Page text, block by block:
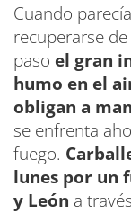
Cuando
recuperarse
paso el gran
humo en el
obligan a
se enfrenta
fuego.
lunes por un
y León a